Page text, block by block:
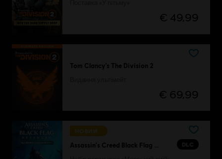
€ 49,99
Tom Clancy’s The Division 2
€ 69,99
НОВИЙ
DLC